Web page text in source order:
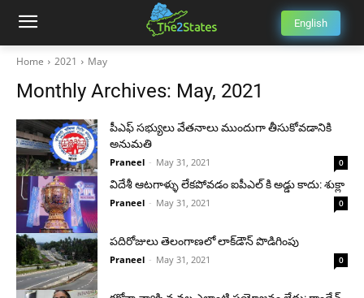
English
Home 2021 May
Monthly Archives: May, 2021
పీఎఫ్​​ సభ్యులు వేతనాలు ముందుగా తీసుకోవడానికి
అనుమతి
Praneel - May 31, 2021 0
విదేశీ ఆటగాళ్ళు లేకపోవడం ఐపీఎల్ కి అడ్డు కాదు: శుక్లా
Praneel - May 31, 2021 0
పదిరోజులు తెలంగాణలో లాక్‌డౌన్‌ పొడిగింపు
Praneel - May 31, 2021 0